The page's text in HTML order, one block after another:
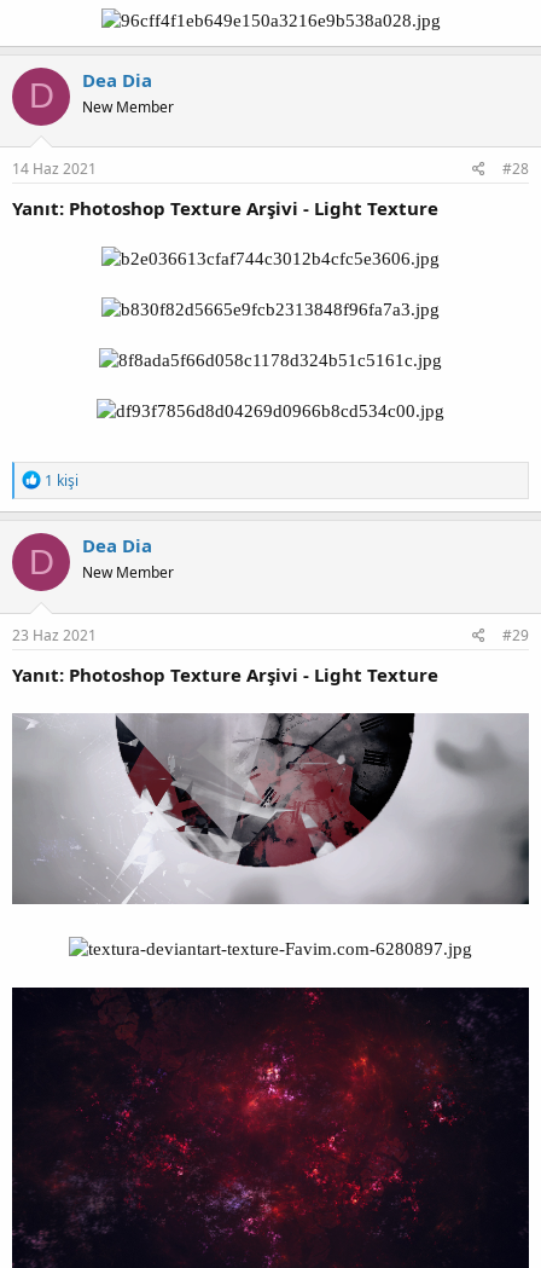
D Dea Dia
New Member
14 Haz 2021 #28
Yanıt: Photoshop Texture Arşivi - Light Texture
T
e
p
k
i
l
e
r
:
1 kişi
D Dea Dia
New Member
23 Haz 2021 #29
Yanıt: Photoshop Texture Arşivi - Light Texture